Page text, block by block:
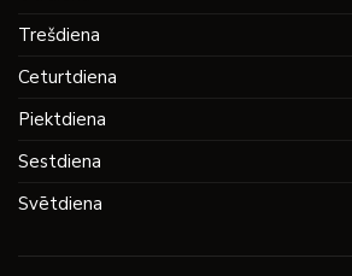
Trešdiena
Ceturtdiena
Piektdiena
Sestdiena
Svētdiena